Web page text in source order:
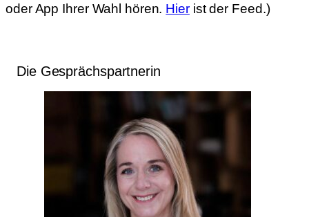
oder App Ihrer Wahl hören. Hierist der Feed.)
Die Gesprächspartnerin